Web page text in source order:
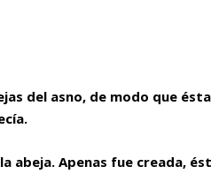
del asno, de modo que
abeja. Apenas fue creada,